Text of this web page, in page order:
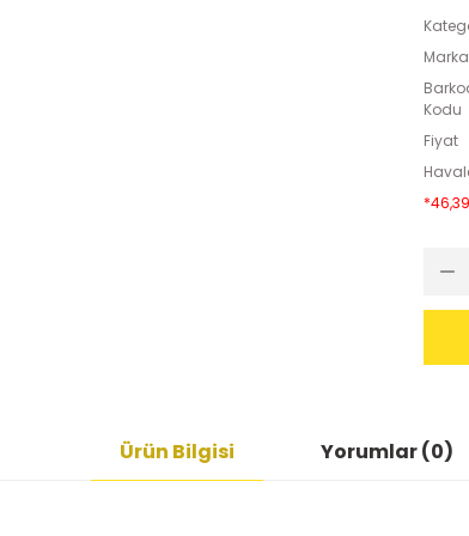
Marka
Kodu
Fiyat
Ürün Bilgisi Yorumlar (0)